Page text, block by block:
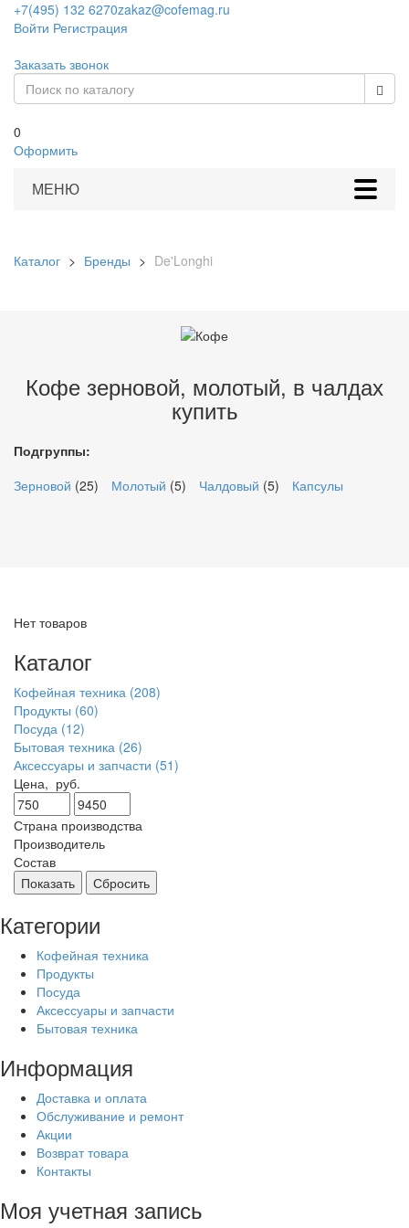
+7(495) 132 6270zakaz@cofemag.ru
Войти Регистрация
Заказать звонок
0
Оформить
МЕНЮ
Каталог > Бренды > De'Longhi
Кофе зерновой, молотый, в чалдах
купить
Подгруппы:
Зерновой (25) Молотый (5) Чалдовый (5) Капсулы
Нет товаров
Каталог
Кофейная техника (208)
Продукты (60)
Посуда (12)
Бытовая техника (26)
Аксессуары и запчасти (51)
Цена, руб.
Страна производства
Производитель
Состав
Показать
Сбросить
Категории
Кофейная техника
Продукты
Посуда
Аксессуары и запчасти
Бытовая техника
Информация
Доставка и оплата
Обслуживание и ремонт
Акции
Возврат товара
Контакты
Моя учетная запись